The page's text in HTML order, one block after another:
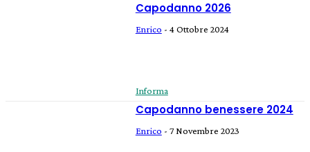
Capodanno 2026
Enrico - 4 Ottobre 2024
Informa
Capodanno benessere 2024
Enrico - 7 Novembre 2023